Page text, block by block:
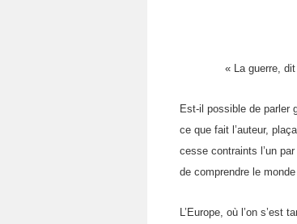
« La guerre,
Est-il possible de parler
ce que fait l’auteur,
cesse contraints l’un
de comprendre le
L’Europe, où l’on